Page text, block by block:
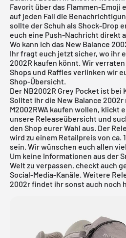
Favorit über das Flammen-Emoji
auf jeden Fall die
sollte der Schuh als Shock-Drop
euch eine Push-Nachricht direkt
Wo kann ich das New Balance
Ihr fragt euch jetzt sicher, wo ihr
2002R kaufen könnt. Wir
Shops und Raffles verlinken wir
Shop-Übersicht.
Der NB2002R Grey Pocket ist bei
Solltet ihr die New Balance
M2002RWA kaufen wollen, klickt
unsere Releaseübersicht und
den Shop eurer Wahl aus. Der
wird zu einem Retailpreis von ca.
sein. Wir wünschen euch allen
Um keine Informationen aus der
Welt zu verpassen, checkt auch
Social-Media-Kanäle. Weitere
2002r findet ihr sonst auch noch